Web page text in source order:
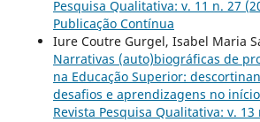
Pesquisa Qualitativa: v. 11 n. 27
Publicação Contínua
Iure Coutre Gurgel, Isabel Maria
Narrativas (auto)biográficas de
na Educação Superior:
desafios e aprendizagens no
Revista Pesquisa Qualitativa: v. 13